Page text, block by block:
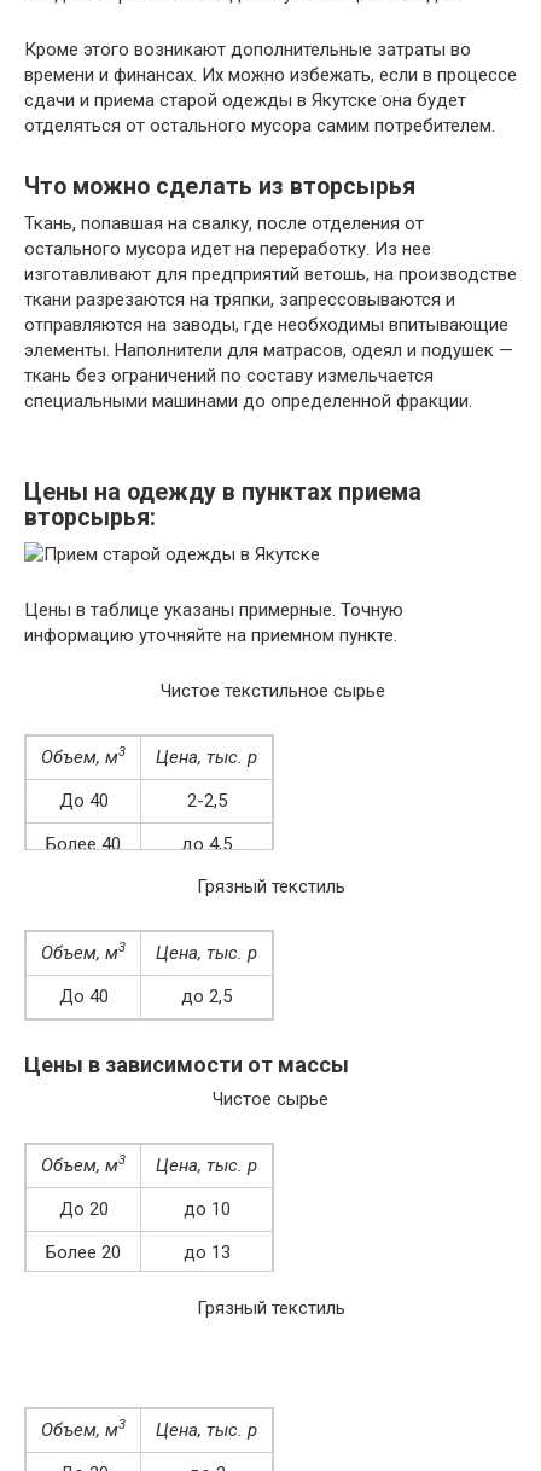
Кроме этого возникают дополнительные затраты во
времени и финансах. Их можно избежать, если в процессе
сдачи и приема старой одежды в Якутске она будет
отделяться от остального мусора самим потребителем.
Что можно сделать из вторсырья
Ткань, попавшая на свалку, после отделения от
остального мусора идет на переработку. Из нее
изготавливают для предприятий ветошь, на производстве
ткани разрезаются на тряпки, запрессовываются и
отправляются на заводы, где необходимы впитывающие
элементы. Наполнители для матрасов, одеял и подушек —
ткань без ограничений по составу измельчается
специальными машинами до определенной фракции.
Цены на одежду в пунктах приема
вторсырья:
Цены в таблице указаны примерные. Точную
информацию уточняйте на приемном пункте.
Чистое текстильное сырье
Объем, м3
Цена, тыс. р
До 40
2-2,5
Более 40
до 4,5
Грязный текстиль
Объем, м3
Цена, тыс. р
До 40
до 2,5
Цены в зависимости от массы
Чистое сырье
Объем, м3
Цена, тыс. р
До 20
до 10
Более 20
до 13
Грязный текстиль
Объем, м3
Цена, тыс. р